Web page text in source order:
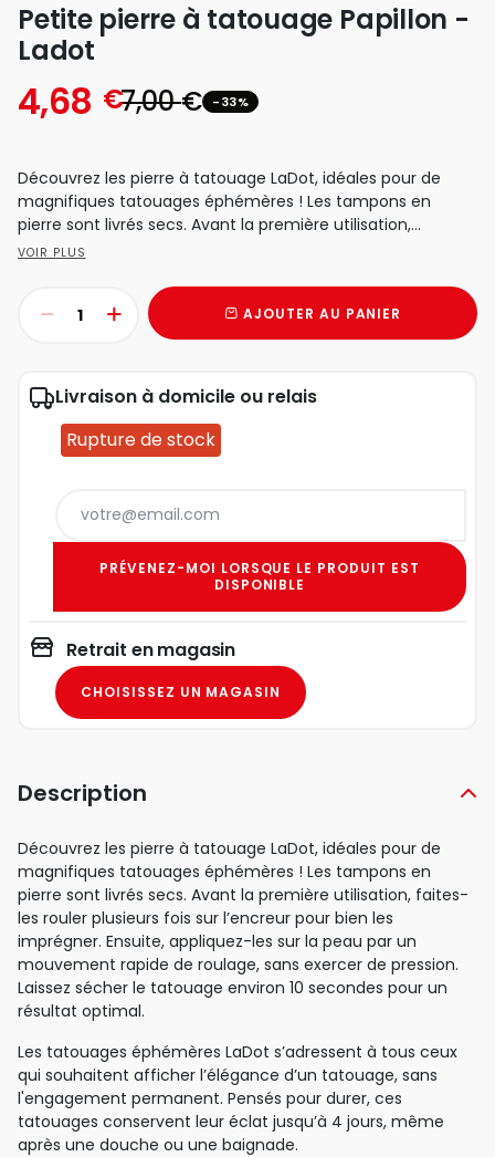
Petite pierre à tatouage Papillon -
Ladot
7,00€ -33%
4,68 €
Découvrez les pierre à tatouage LaDot, idéales pour de
magnifiques tatouages éphémères ! Les tampons en
pierre sont livrés secs. Avant la première utilisation,...
VOIR PLUS
AJOUTER AU PANIER
Livraison à domicile ou relais
Rupture de stock
PRÉVENEZ-MOI LORSQUE LE PRODUIT EST
DISPONIBLE
Retrait en magasin
CHOISISSEZ UN MAGASIN
Description
Découvrez les pierre à tatouage LaDot, idéales pour de
magnifiques tatouages éphémères ! Les tampons en
pierre sont livrés secs. Avant la première utilisation, faites-
les rouler plusieurs fois sur l’encreur pour bien les
imprégner. Ensuite, appliquez-les sur la peau par un
mouvement rapide de roulage, sans exercer de pression.
Laissez sécher le tatouage environ 10 secondes pour un
résultat optimal.
Les tatouages éphémères LaDot s’adressent à tous ceux
qui souhaitent afficher l’élégance d’un tatouage, sans
l'engagement permanent. Pensés pour durer, ces
tatouages conservent leur éclat jusqu’à 4 jours, même
après une douche ou une baignade.